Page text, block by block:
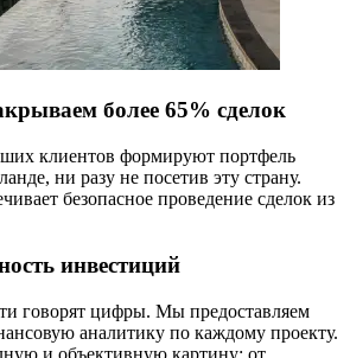
более 65% сделок
клиентов формируют портфель
ни разу не посетив эту страну.
безопасное проведение сделок из
инвестиций
говорят цифры. Мы предоставляем
аналитику по каждому проекту.